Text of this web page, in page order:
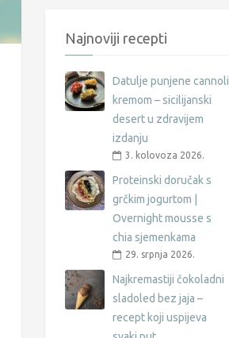
Najnoviji recepti
Datulje punjene cannoli
kremom – sicilijanski
desert u zdravijem
izdanju
3. kolovoza 2026.
Proteinski doručak s
grčkim jogurtom |
Overnight mousse s
chia sjemenkama
29. srpnja 2026.
Najkremastiji čokoladni
sladoled bez jaja –
recept koji uspijeva